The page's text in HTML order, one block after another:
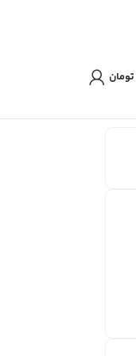
تومان